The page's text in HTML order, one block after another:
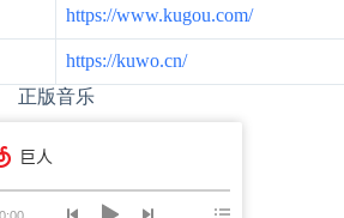
https://www.kugou.com/
https://kuwo.cn/
正版音乐